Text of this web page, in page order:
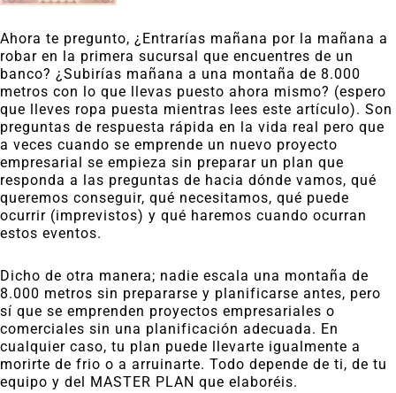
Ahora te pregunto, ¿Entrarías mañana por la mañana a
robar en la primera sucursal que encuentres de un
banco? ¿Subirías mañana a una montaña de 8.000
metros con lo que llevas puesto ahora mismo? (espero
que lleves ropa puesta mientras lees este artículo). Son
preguntas de respuesta rápida en la vida real pero que
a veces cuando se emprende un nuevo proyecto
empresarial se empieza sin preparar un plan que
responda a las preguntas de hacia dónde vamos, qué
queremos conseguir, qué necesitamos, qué puede
ocurrir (imprevistos) y qué haremos cuando ocurran
estos eventos.
Dicho de otra manera; nadie escala una montaña de
8.000 metros sin prepararse y planificarse antes, pero
sí que se emprenden proyectos empresariales o
comerciales sin una planificación adecuada. En
cualquier caso, tu plan puede llevarte igualmente a
morirte de frio o a arruinarte. Todo depende de ti, de tu
equipo y del MASTER PLAN que elaboréis.